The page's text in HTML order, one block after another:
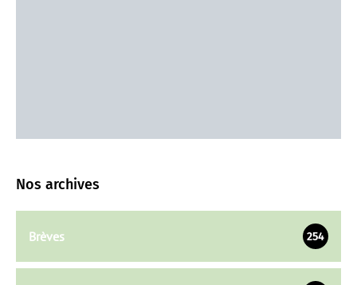
Nos archives
Brèves 254